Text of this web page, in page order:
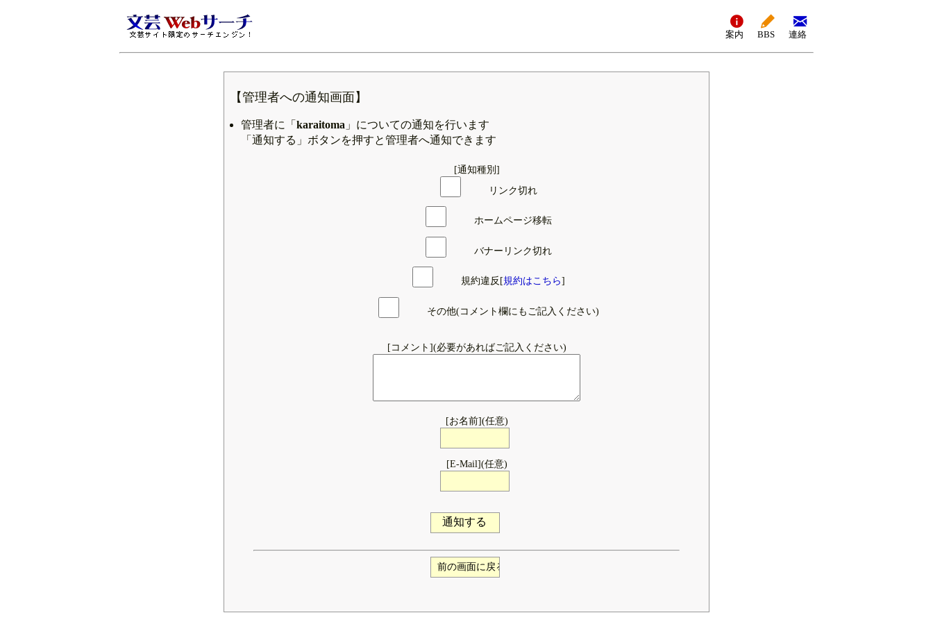
案内 BBS 連絡
【管理者への通知画面】
管理者に「 karaitoma 」についての通知を行います
「通知する」ボタンを押すと管理者へ通知できます
[通知種別]
リンク切れ
ホームページ移転
バナーリンク切れ
規約違反[規約はこちら]
その他(コメント欄にもご記入ください)
[コメント](必要があればご記入ください)
[お名前](任意)
[E-Mail](任意)